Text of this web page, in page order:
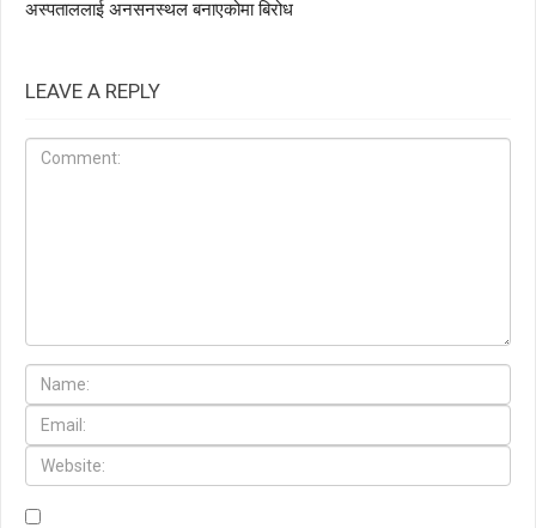
अस्पताललाई अनसनस्थल बनाएकोमा बिरोध
LEAVE A REPLY